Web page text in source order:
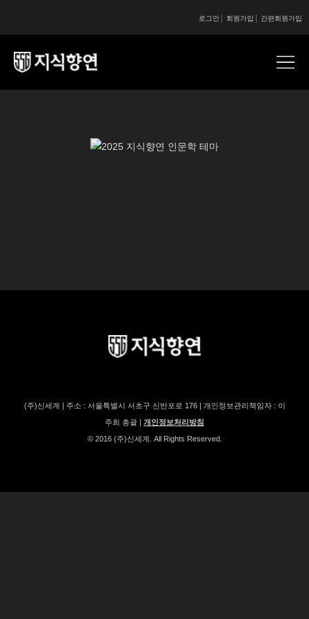
간편회원가입
회원가입
로그인
(주)신세계 | 주소 : 서울특별시 서초구 신반포로 176 | 개인정보관리책임자 : 이
주희 총괄 | 개인정보처리방침